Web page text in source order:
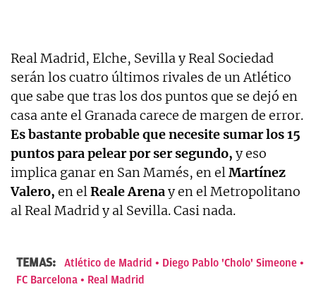
Real Madrid, Elche, Sevilla y Real Sociedad
serán los cuatro últimos rivales de un Atlético
que sabe que tras los dos puntos que se dejó en
casa ante el Granada carece de margen de error.
Es bastante probable que necesite sumar los 15
puntos para pelear por ser segundo, y eso
implica ganar en San Mamés, en elMartínez
Valero, en elReale Arenay en el Metropolitano
al Real Madrid y al Sevilla. Casi nada.
TEMAS: Atlético de Madrid
Diego Pablo 'Cholo' Simeone
FC Barcelona
Real Madrid